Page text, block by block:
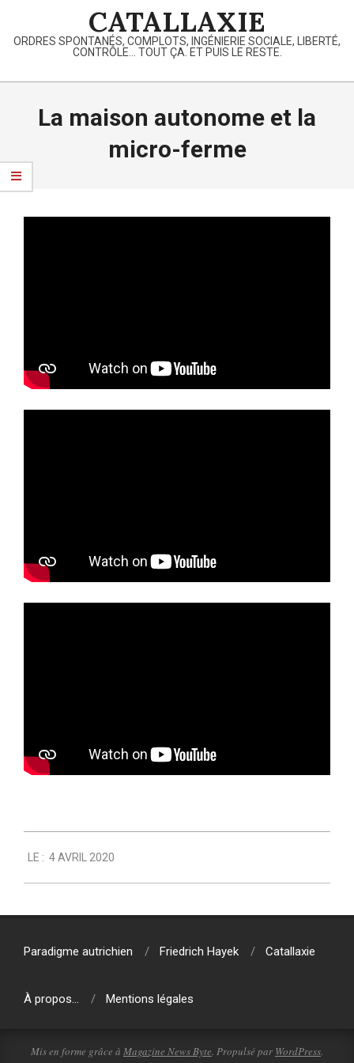
content
CATALLAXIE
ORDRES SPONTANÉS, COMPLOTS, INGÉNIERIE SOCIALE, LIBERTÉ,
CONTRÔLE… TOUT ÇA. ET PUIS LE RESTE.
Primary
La maison autonome et la
micro-ferme
04-
04
LE : 4 AVRIL 2020
Paradigme autrichien Friedrich Hayek Catallaxie
À propos… Mentions légales
Mis en forme grâce à Magazine News Byte. Propulsé par WordPress.